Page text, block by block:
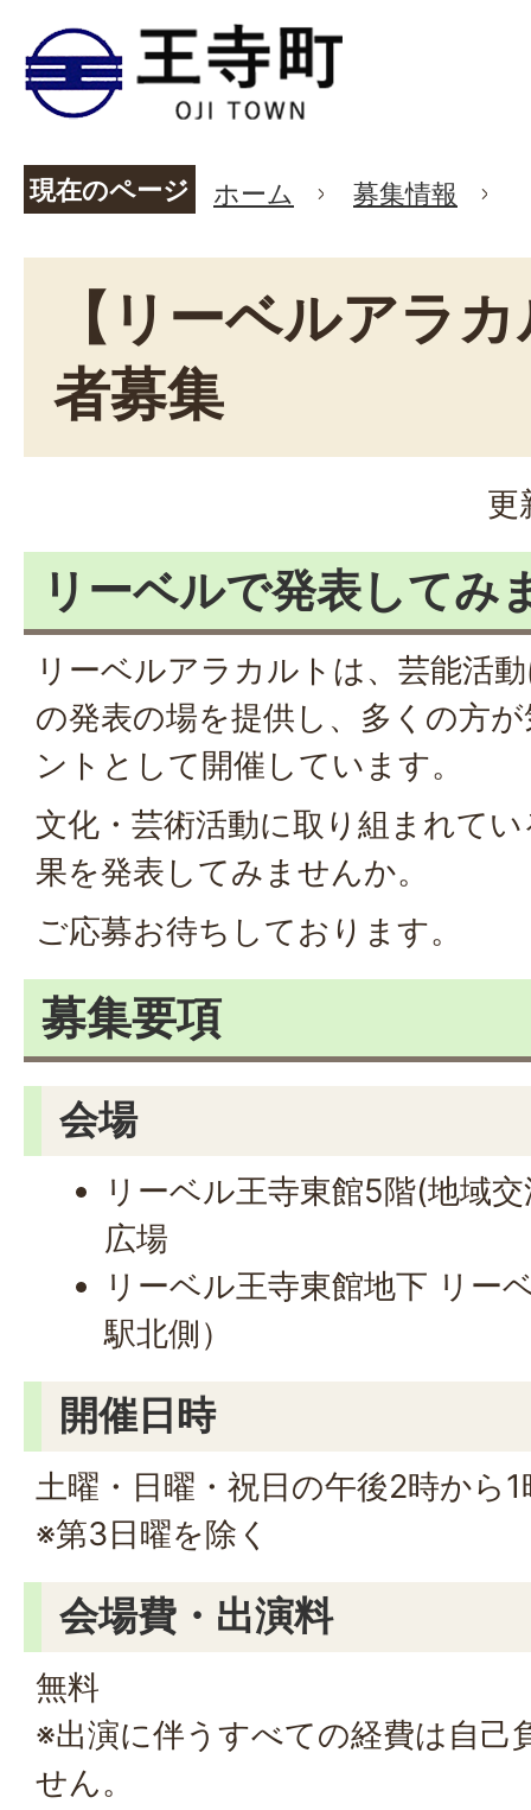
現在のページ ホーム 募集情報
【リーベルアラ
者募集
更
リーベルで発表してみ
リーベルアラカルトは、芸能活
の発表の場を提供し、多くの方
ントとして開催しています。
文化・芸術活動に取り組まれて
果を発表してみませんか。
ご応募お待ちしております。
募集要項
会場
リーベル王寺東館5階(地域
広場
リーベル王寺東館地下 リー
駅北側）
開催日時
土曜・日曜・祝日の午後2時から1
※第3日曜を除く
会場費・出演料
無料
※出演に伴うすべての経費は自己
せん。